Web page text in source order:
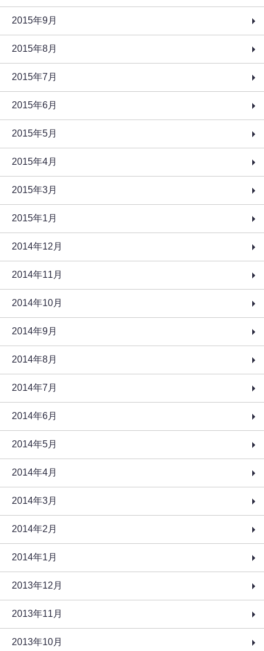
2015年9月
2015年8月
2015年7月
2015年6月
2015年5月
2015年4月
2015年3月
2015年1月
2014年12月
2014年11月
2014年10月
2014年9月
2014年8月
2014年7月
2014年6月
2014年5月
2014年4月
2014年3月
2014年2月
2014年1月
2013年12月
2013年11月
2013年10月